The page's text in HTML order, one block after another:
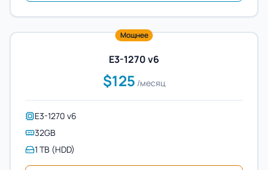
Мощнее
E3-1270 v6
$125 /месяц
E3-1270 v6
32GB
1 TB (HDD)